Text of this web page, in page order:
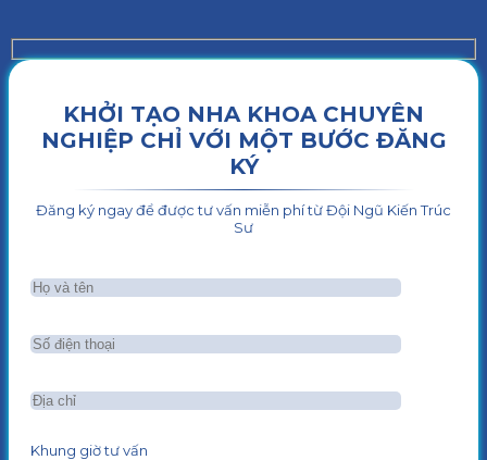
KHỞI TẠO NHA KHOA CHUYÊN
NGHIỆP CHỈ VỚI MỘT BƯỚC ĐĂNG
KÝ
Đăng ký ngay để được tư vấn miễn phí từ Đội Ngũ Kiến Trúc
Sư
Khung giờ tư vấn